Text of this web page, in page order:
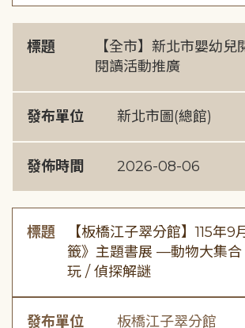
標題
【全市】新北市嬰幼兒
閱讀活動推廣
發布單位 新北市圖(總館)
發佈時間 2026-08-06
標題
【板橋江子翠分館】115年9
籤》主題書展 —動物大集合
玩 / 偵探解謎
發布單位 板橋江子翠分館